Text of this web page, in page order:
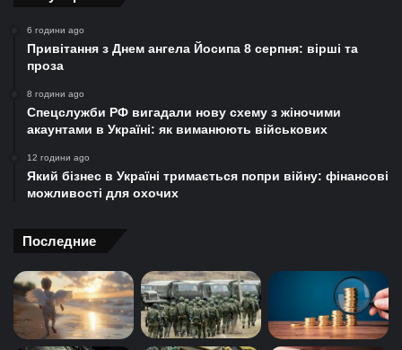
6 години ago
Привітання з Днем ангела Йосипа 8 серпня: вірші та
проза
8 години ago
Спецслужби РФ вигадали нову схему з жіночими
акаунтами в Україні: як виманюють військових
12 години ago
Який бізнес в Україні тримається попри війну: фінансові
можливості для охочих
Последние